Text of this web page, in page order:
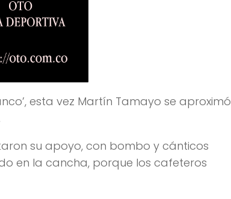
esta vez Martín Tamayo se aproximó
su apoyo, con bombo y cánticos
en la cancha, porque los cafeteros